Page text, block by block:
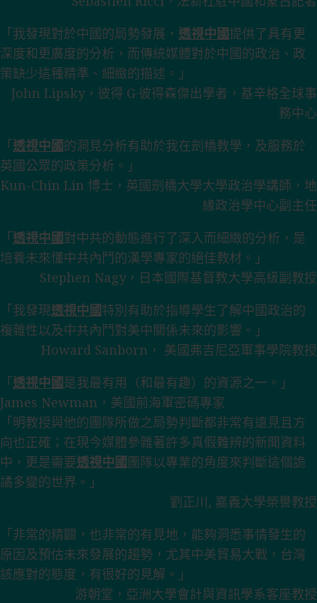
「我發現對於中國的局勢發展， 透視中國提供了具有更
深度和更廣度的分析，而傳統媒體對於中國的政治、政
策缺少這種精準、細緻的描述。」
John Lipsky，彼得 G·彼得森傑出學者，基辛格全球事
務中心
「透視中國的洞見分析有助於我在劍橋教學，及服務於
英國公眾的政策分析。」
Kun-Chin Lin 博士，英國劍橋大學大學政治學講師，地
緣政治學中心副主任
「透視中國對中共的動態進行了深入而細緻的分析，是
培養未來懂中共內鬥的漢學專家的絕佳教材。」
Stephen Nagy，日本國際基督教大學高級副教授
「我發現透視中國特別有助於指導學生了解中國政治的
複雜性以及中共內鬥對美中關係未來的影響。」
Howard Sanborn， 美國弗吉尼亞軍事學院教授
「透視中國是我最有用（和最有趣）的資源之一。」
James Newman，美國前海軍密碼專家
「明教授與他的團隊所做之局勢判斷都非常有遠見且方
向也正確；在現今媒體參雜著許多真假難辨的新聞資料
中，更是需要透視中國 團隊以專業的角度來判斷這個詭
譎多變的世界。」
劉正川, 嘉義大學榮譽教授
「非常的精闢，也非常的有見地，能夠洞悉事情發生的
原因及預估未來發展的趨勢，尤其中美貿易大戰，台灣
該應對的態度，有很好的見解。」
游朝堂，亞洲大學會計與資訊學系客座教授